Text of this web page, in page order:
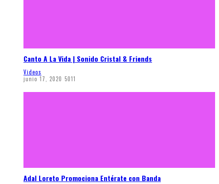
Canto A La Vida | Sonido Cristal & Friends
Videos
junio 17, 2020 5011
Adal Loreto Promociona Entérate con Banda